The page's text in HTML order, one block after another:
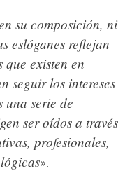
su composición, ni
eslóganes reflejan
que existen en
seguir los intereses
una serie de
ser oídos a través
profesionales,
».